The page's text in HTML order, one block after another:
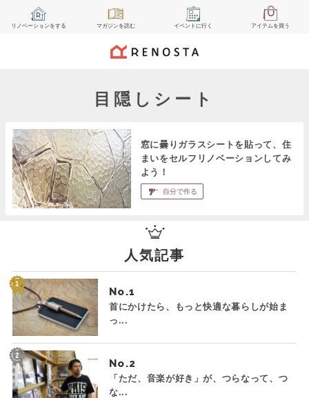
リノベーションをする マガジンを読む イベント に行く アイテムを買う
目隠しシート
窓に曇りガラスシートを貼って、住
まいをセルフリノベーションしてみ
よう！
自分で作る
人気記事
No.
首にかけたら、もっと快適な暮らしが始ま
っ...
No.
「ただ、音楽が好き」が、つらなって、つ
な...